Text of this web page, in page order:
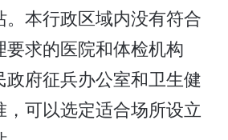
本行政区域内没有符合
求的医院和体检机构
政府征兵办公室和卫生健
，可以选定适合场所设立